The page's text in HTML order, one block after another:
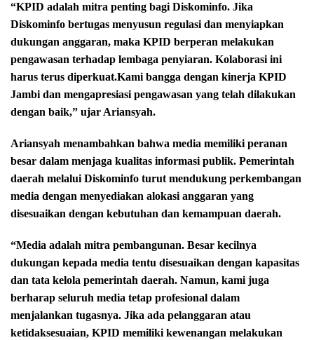
“KPID adalah mitra penting bagi Diskominfo. Jika
Diskominfo bertugas menyusun regulasi dan menyiapkan
dukungan anggaran, maka KPID berperan melakukan
pengawasan terhadap lembaga penyiaran. Kolaborasi ini
harus terus diperkuat.Kami bangga dengan kinerja KPID
Jambi dan mengapresiasi pengawasan yang telah dilakukan
dengan baik,” ujar Ariansyah.
Ariansyah menambahkan bahwa media memiliki peranan
besar dalam menjaga kualitas informasi publik. Pemerintah
daerah melalui Diskominfo turut mendukung perkembangan
media dengan menyediakan alokasi anggaran yang
disesuaikan dengan kebutuhan dan kemampuan daerah.
“Media adalah mitra pembangunan. Besar kecilnya
dukungan kepada media tentu disesuaikan dengan kapasitas
dan tata kelola pemerintah daerah. Namun, kami juga
berharap seluruh media tetap profesional dalam
menjalankan tugasnya. Jika ada pelanggaran atau
ketidaksesuaian, KPID memiliki kewenangan melakukan